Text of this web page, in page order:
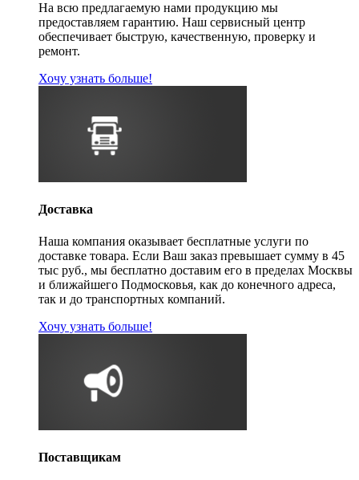
На всю предлагаемую нами продукцию мы
предоставляем гарантию. Наш сервисный центр
обеспечивает быструю, качественную, проверку и
ремонт.
Хочу узнать больше!
Доставка
Наша компания оказывает бесплатные услуги по
доставке товара. Если Ваш заказ превышает сумму в 45
тыс руб., мы бесплатно доставим его в пределах Москвы
и ближайшего Подмосковья, как до конечного адреса,
так и до транспортных компаний.
Хочу узнать больше!
Поставщикам